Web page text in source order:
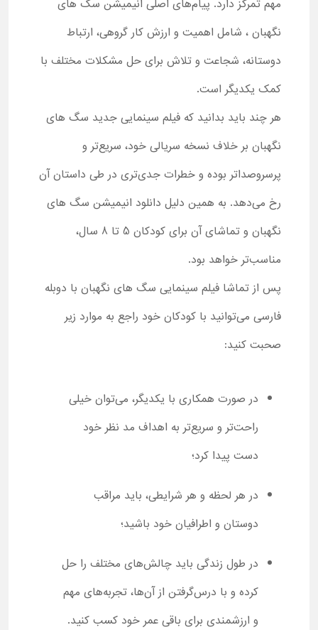
مهم تمرکز دارد. پیام‌های اصلی انیمیشن سگ های
نگهبان ، شامل اهمیت و ارزش کار گروهی، ارتباط
دوستانه، شجاعت و تلاش برای حل مشکلات مختلف با
کمک یکدیگر است.
هر چند باید بدانید که فیلم سینمایی جدید سگ های
نگهبان بر خلاف نسخه سریالی خود، سریع‌تر و
پرسروصداتر بوده و خطرات جدی‌تری در طی داستان آن
رخ می‌دهد. به همین دلیل دانلود انیمیشن سگ های
نگهبان و تماشای آن برای کودکان 5 تا 8 سال،
مناسب‌تر خواهد بود.
پس از تماشا فیلم سینمایی سگ های نگهبان با دوبله
فارسی می‌توانید با کودکان خود راجع به موارد زیر
صحبت کنید:
در صورت همکاری با یکدیگر، می‌توان خیلی
راحت‌تر و سریع‌تر به اهداف مد نظر خود
دست پیدا کرد؛
در هر لحظه و هر شرایطی، باید مراقب
دوستان و اطرافیان خود باشید؛
در طول زندگی باید چالش‌های مختلف را حل
کرده و با درس‌گرفتن از آن‌ها، تجربه‌های مهم
و ارزشمندی برای باقی عمر خود کسب کنید.